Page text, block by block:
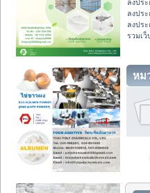
ลงปร
ลงปร
ลงปร
รวมเ
หม